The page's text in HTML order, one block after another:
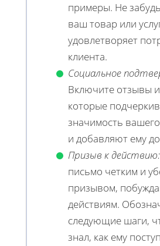
примеры. Не
ваш товар или
удовлетворяет
клиента.
Социальное
Включите отзывы
которые
значимость
и добавляют ему
Призыв к действию:
письмо четким и
призывом,
действиям.
следующие шаги,
знал, как ему